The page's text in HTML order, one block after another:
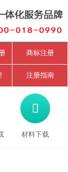
商标注册
注册指南

材料下载